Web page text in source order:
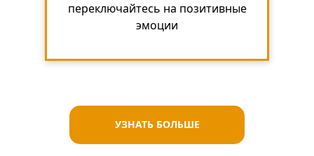
переключайтесь на позитивные
эмоции
УЗНАТЬ БОЛЬШЕ